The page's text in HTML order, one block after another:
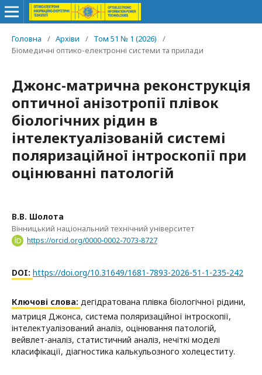
Головна / Архіви / Том 51 № 1 (2026)
/
Біомедичні оптико-електронні системи та прилади
Джонс-матрична реконструкція
оптичної анізотропії плівок
біологічних рідин в
інтелектуалізованій системі
поляризаційної інтроскопії при
оцінюванні патологій
В.В. Шолота
Вінницький національний технічний університет
https://orcid.org/0000-0002-7073-8727
DOI: https://doi.org/10.31649/1681-7893-2026-51-1-235-242
Ключові слова: дегідратована плівка біологічної рідини,
матриця Джонса, система поляризаційної інтроскопії,
інтелектуалізований аналіз, оцінювання патологій,
вейвлет-аналіз, статистичний аналіз, нечіткі моделі
класифікації, діагностика калькульозного холецеститу.